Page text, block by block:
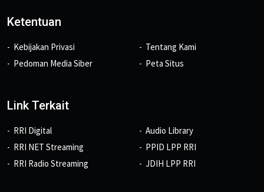
Ketentuan
Kebijakan Privasi
Pedoman Media Siber
Tentang Kami
Peta Situs
Link Terkait
RRI Digital
RRI NET Streaming
RRI Radio Streaming
Audio Library
PPID LPP RRI
JDIH LPP RRI